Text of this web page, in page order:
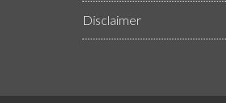
Disclaimer